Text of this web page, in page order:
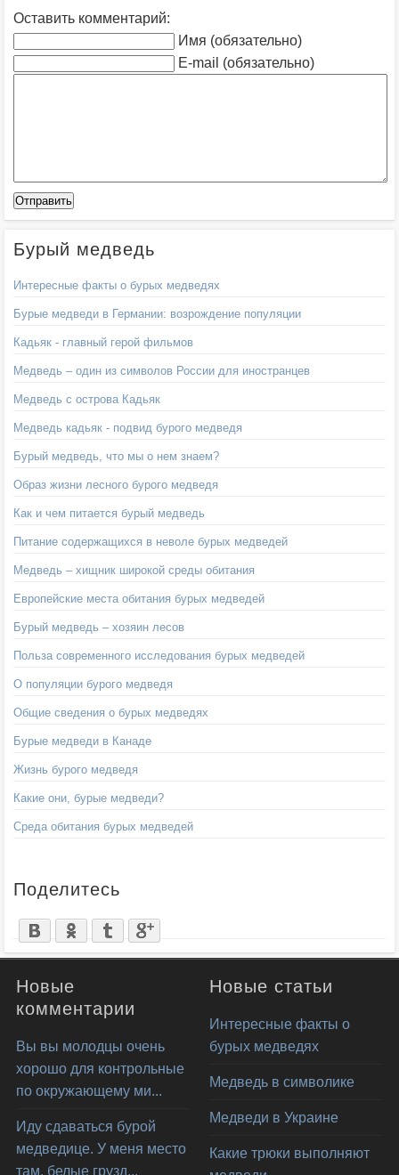
Оставить комментарий:
Имя (обязательно)
E-mail (обязательно)
Бурый медведь
Интересные факты о бурых медведях
Бурые медведи в Германии: возрождение популяции
Кадьяк - главный герой фильмов
Медведь – один из символов России для иностранцев
Медведь с острова Кадьяк
Медведь кадьяк - подвид бурого медведя
Бурый медведь, что мы о нем знаем?
Образ жизни лесного бурого медведя
Как и чем питается бурый медведь
Питание содержащихся в неволе бурых медведей
Медведь – хищник широкой среды обитания
Европейские места обитания бурых медведей
Бурый медведь – хозяин лесов
Польза современного исследования бурых медведей
О популяции бурого медведя
Общие сведения о бурых медведях
Бурые медведи в Канаде
Жизнь бурого медведя
Какие они, бурые медведи?
Среда обитания бурых медведей
Поделитесь
Новые
комментарии
Вы вы молодцы очень
хорошо для контрольные
по окружающему ми...
Иду сдаваться бурой
медведице. У меня место
там, белые грузд...
Новые статьи
Интересные факты о
бурых медведях
Медведь в символике
Медведи в Украине
Какие трюки выполняют